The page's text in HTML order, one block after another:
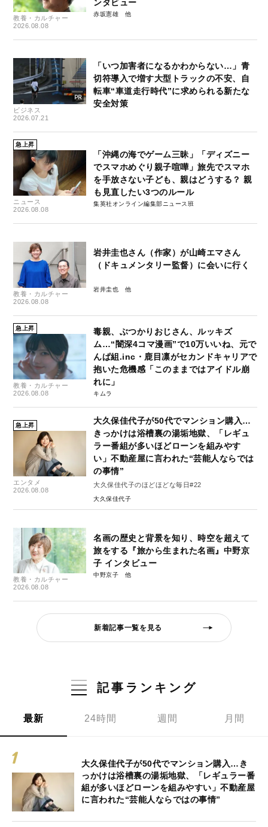
教養・カルチャー
2026.08.08
ンタビュー
赤坂憲雄
ビジネス
2026.07.21
「いつ加害者になるかわからない…」青
切符導入で増す大型トラックの不安、自
転車“車道走行時代”に求められる新たな
安全対策
急上昇
ニュース
2026.08.08
「沖縄の海でゲーム三昧」「ディズニー
でスマホめぐり親子喧嘩」旅先でスマホ
を手放さない子ども、親はどうする？ 親
も見直したい3つのルール
集英社オンライン編集部ニュース班
教養・カルチャー
2026.08.08
岩井圭也さん（作家）が山崎エマさん
（ドキュメンタリー監督）に会いに行く
岩井圭也
急上昇
教養・カルチャー
2026.08.08
毒親、ぶつかりおじさん、ルッキズ
ム…“闇深4コマ漫画”で10万いいね、元で
んぱ組.inc・鹿目凛がセカンドキャリアで
抱いた危機感「このままではアイドル崩
れに」
キムラ
急上昇
エンタメ
2026.08.08
大久保佳代子が50代でマンション購入…
きっかけは浴槽裏の湯垢地獄、「レギュ
ラー番組が多いほどローンを組みやす
い」不動産屋に言われた“芸能人ならでは
の事情”
大久保佳代子のほどほどな毎日#22
大久保佳代子
教養・カルチャー
2026.08.08
名画の歴史と背景を知り、時空を超えて
旅をする『旅から生まれた名画』中野京
子 インタビュー
中野京子
新着記事一覧を見る
記事ランキング
最新 24時間 週間 月間
大久保佳代子が50代でマンション購入…き
っかけは浴槽裏の湯垢地獄、「レギュラー番
組が多いほどローンを組みやすい」不動産屋
に言われた“芸能人ならではの事情”